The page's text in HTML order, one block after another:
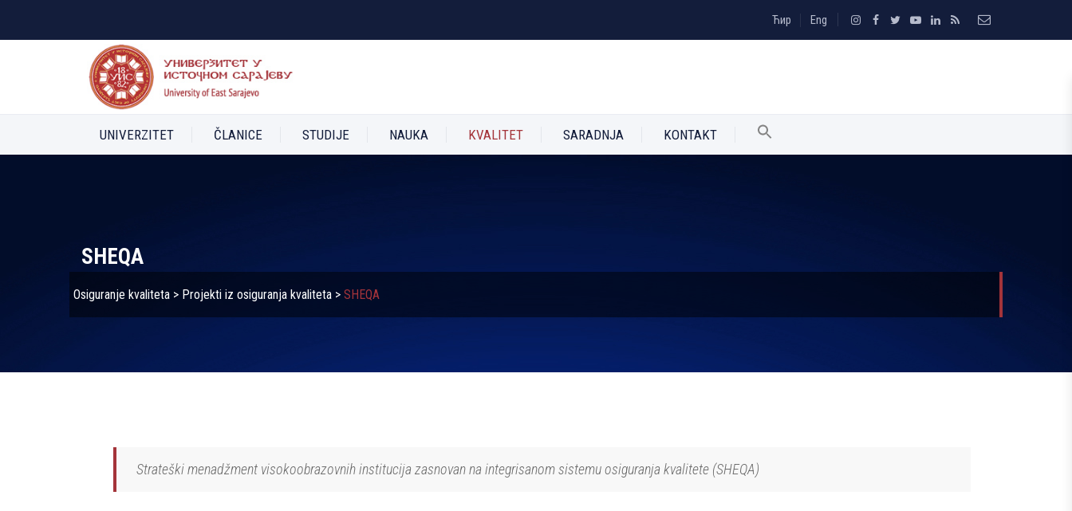
Ћир Eng
UNIVERZITET ČLANICE STUDIJE NAUKA KVALITET SARADNJA KONTAKT
SHEQA
Osiguranje kvaliteta > Projekti iz osiguranja kvaliteta > SHEQA
Strateški menadžment visokoobrazovnih institucija zasnovan na integrisanom sistemu osiguranja kvalitete (SHEQA)